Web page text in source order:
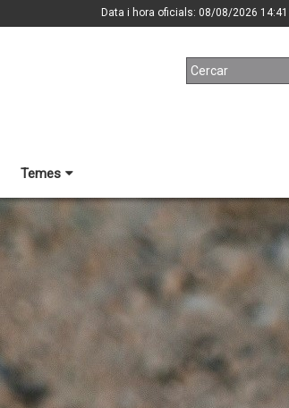
Data i hora oficials: 08/08/2026 14:41
Temes